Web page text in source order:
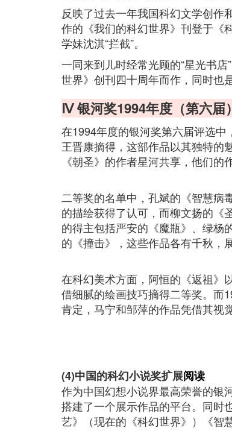
反映了过去一年我国科幻文学创作
作的《我们的科幻世界》刊登于《
学妹沈淇“拦截”。
一同来到儿时经常光顾的“星光书
世界》创刊四十周年而作，同时也
Ⅳ 银河奖1994年度（第六届）
在1994年度的银河奖第六届评选
王晋康摘得，这部作品以其独特的
《朝圣》的作者星河共享，他们的
二等奖的名单中，孔斌的《智慧病
的描绘获得了认可，而柳文扬的《
的得主包括严安的《魔瓶》、绿杨
的《撞击》，这些作品各有千秋，
在科幻美术方面，阿恒的《返祖》
借细腻的绘画技巧摘得二等奖。而
肯定，马宁和邹萍的作品凭借其视
(4)中国的科幻小说奖扩展阅读
作为中国幻想小说界最高荣誉的银
搭建了一个展示作品的平台。同时
艺》（现在的《科幻世界》）《智